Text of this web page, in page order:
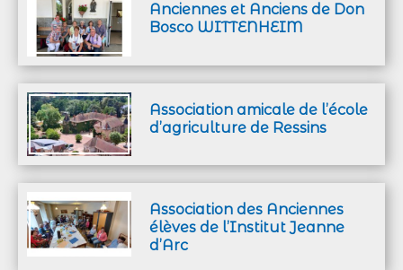
Anciennes et Anciens de Don
Bosco WITTENHEIM
Association amicale de l’école
d’agriculture de Ressins
Association des Anciennes
élèves de l’Institut Jeanne
d’Arc